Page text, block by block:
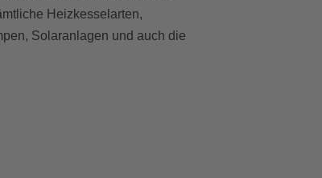
Heizkesselarten,
Solaranlagen und auch die